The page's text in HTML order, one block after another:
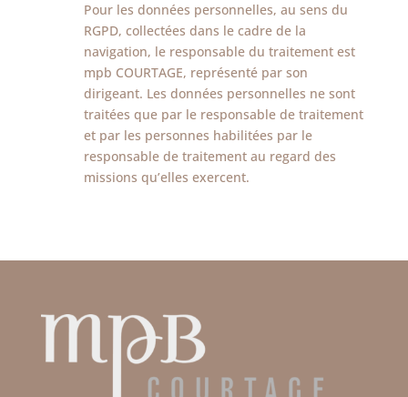
Pour les données personnelles, au sens du
RGPD, collectées dans le cadre de la
navigation, le responsable du traitement est
mpb COURTAGE, représenté par son
dirigeant. Les données personnelles ne sont
traitées que par le responsable de traitement
et par les personnes habilitées par le
responsable de traitement au regard des
missions qu’elles exercent.